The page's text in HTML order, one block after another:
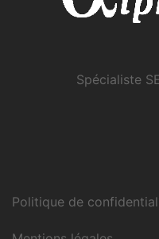
Spécialiste
Politique de